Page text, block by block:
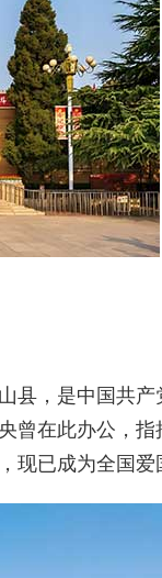
，是中国共产
曾在此办公，
现已成为全国爱